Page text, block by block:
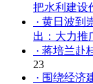
把水利建设
· 黄日波到
出：大力推
· 蒋培兰赴
23
· 围绕经济